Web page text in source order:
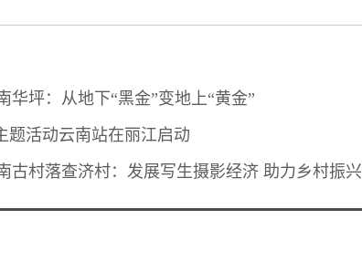
华坪：从地下“黑金”变地上“黄金”
题活动云南站在丽江启动
古村落查济村：发展写生摄影经济 助力乡村振兴